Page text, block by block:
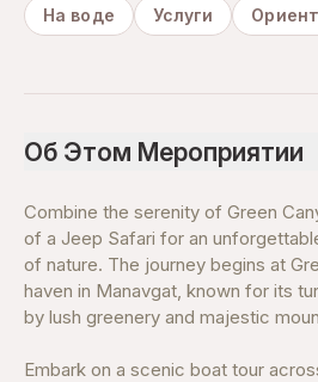
На воде Услуги
Об Этом Мероприятии
Combine the serenity of Green
of a Jeep Safari for an
of nature. The journey begins at
haven in Manavgat, known for its
by lush greenery and majestic
Embark on a scenic boat tour